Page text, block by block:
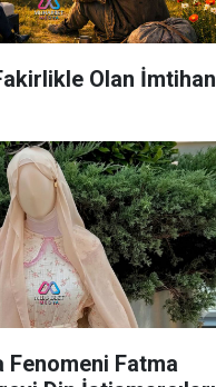
Olan İmtihan
Fenomeni Fatma